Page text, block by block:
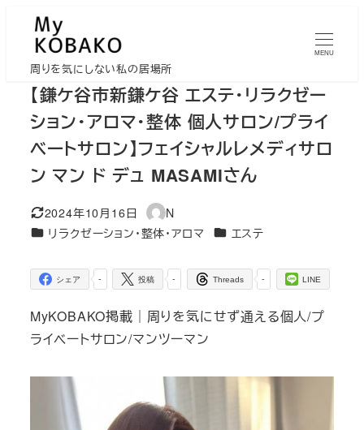
周りを気にしない私の居場所
MENU
【鎌ケ谷市新鎌ケ谷 エステ・リラクゼー
ション・アロマ・整体 個人サロン/プライ
ベートサロン】フェイシャルレメディサロ
ン マン ド デュ MASAMIさん
更新日
2024年10月16日
著
者
N
カテゴリー
リラクゼーション・整体・アロマ カテゴリー
エステ
-
シェア -
投稿 -
Threads LINE
MyKOBAKO掲載｜周りを気にせず通える個人/プ
ライベートサロン/マンツーマン